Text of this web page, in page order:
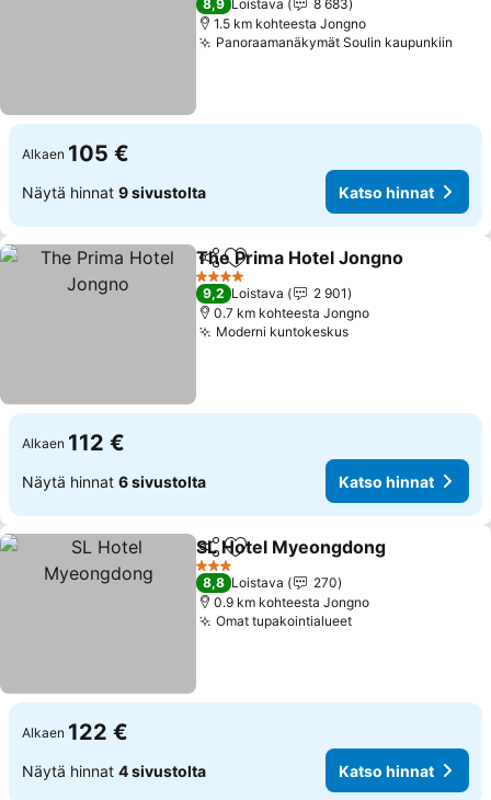
8,9 Loistava
8 683
1.5 km kohteesta Jongno
Panoraamanäkymät Soulin kaupunkiin
Alkaen 105 €
Näytä hinnat 9 sivustolta Katso hinnat
Jaa Lisää suosikkeihin
The Prima Hotel Jongno
4 Tähtiluokitus
9,2 Loistava
2 901
0.7 km kohteesta Jongno
Moderni kuntokeskusKatso hinnat
Alkaen 112 €
Näytä hinnat 6 sivustolta Katso hinnat
Jaa Lisää suosikkeihin
SL Hotel Myeongdong
3 Tähtiluokitus
8,8 Loistava
270
0.9 km kohteesta Jongno
Omat tupakointialueetKatso hinnat
Alkaen 122 €
Näytä hinnat 4 sivustolta Katso hinnat